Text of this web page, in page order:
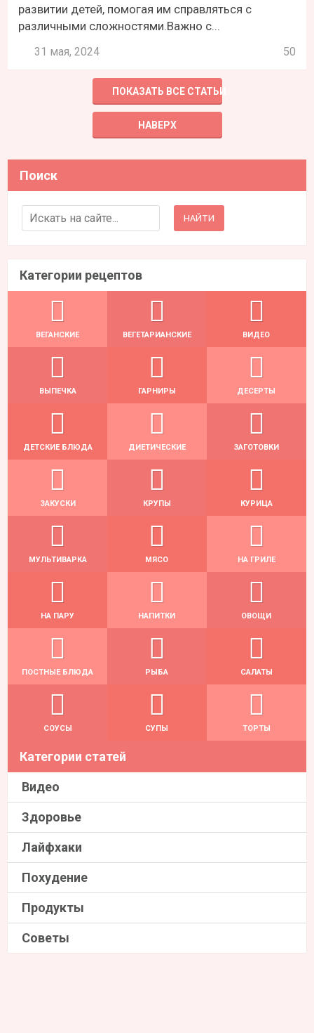
развитии детей, помогая им справляться с
различными сложностями.Важно с...
31 мая, 2024 50
ПОКАЗАТЬ ВСЕ СТАТЬИ
НАВЕРХ
Поиск
Search for:
Категории рецептов
ВЕГАНСКИЕ ВЕГЕТАРИАНСКИЕ ВИДЕО
ВЫПЕЧКА ГАРНИРЫ ДЕСЕРТЫ
ДЕТСКИЕ БЛЮДА ДИЕТИЧЕСКИЕ ЗАГОТОВКИ
ЗАКУСКИ КРУПЫ КУРИЦА
МУЛЬТИВАРКА МЯСО НА ГРИЛЕ
НА ПАРУ НАПИТКИ ОВОЩИ
ПОСТНЫЕ БЛЮДА РЫБА САЛАТЫ
СОУСЫ СУПЫ ТОРТЫ
Категории статей
Видео
Здоровье
Лайфхаки
Похудение
Продукты
Советы